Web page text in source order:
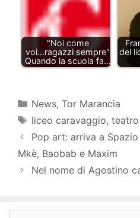
"Noi come
voi...ragazzi sempre"
Quando la scuola fa…
del
Categorie
News, Tor Marancia
Tag
liceo caravaggio, teatro
Pop art: arriva a
Mkè, Baobab e Maxim
Nel nome di Agostino